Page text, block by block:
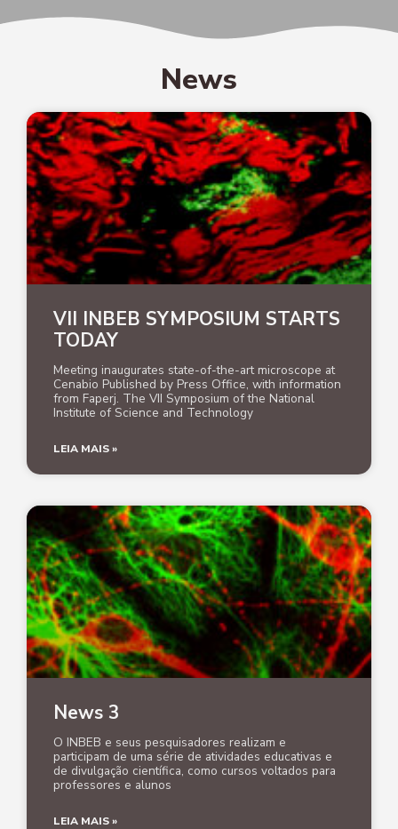
News
VII INBEB SYMPOSIUM STARTS
TODAY
Meeting inaugurates state-of-the-art microscope at
Cenabio Published by Press Office, with information
from Faperj. The VII Symposium of the National
Institute of Science and Technology
LEIA MAIS »
News 3
O INBEB e seus pesquisadores realizam e
participam de uma série de atividades educativas e
de divulgação científica, como cursos voltados para
professores e alunos
LEIA MAIS »